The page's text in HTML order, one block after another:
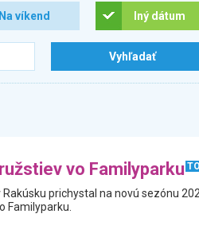
Na víkend Iný dátum
vo Familyparku
prichystal na novú sezónu
Familyparku.